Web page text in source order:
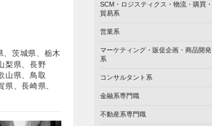
、茨城県、栃木
梨県、長野
山県、鳥取
、長崎県、
SCM・ロジスティクス・物流・購買・
貿易系
営業系
マーケティング・販促企画・商品開発
系
コンサルタント系
金融系専門職
不動産系専門職